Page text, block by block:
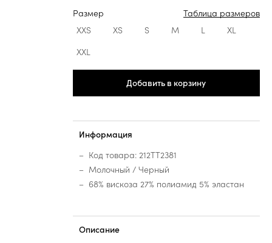
Размер
Таблица размеров
XXS
XS S M L
XL
XXL
Добавить в корзину
Информация
Код товара: 212TT2381
Молочный / Черный
68% вискоза 27% полиамид 5% эластан
Описание